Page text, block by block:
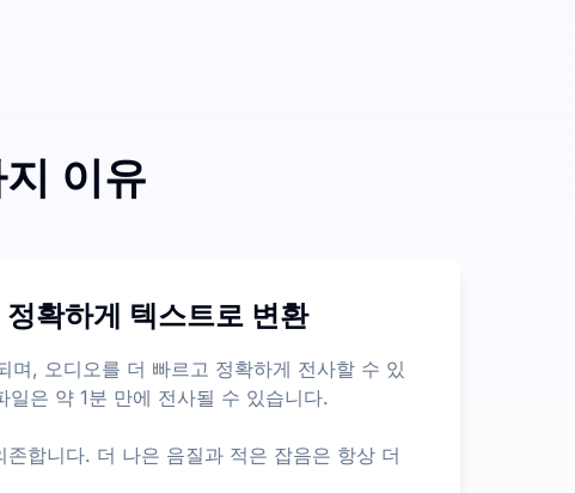
이유
제한이 없으므로, 많은 다른 이른바 무료 제품들보다 훨
신속하게 추출할 수 있도록 도와줍니다. 이는 오디오 및 비디
확하게 텍스트로 변환
, 오디오를 더 빠르고 정확하게 전사할 수 있
은 약 1분 만에 전사될 수 있습니다.
합니다. 더 나은 음질과 적은 잡음은 항상 더